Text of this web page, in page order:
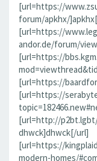
[url=https://
forum/apkhx/
[url=https://
andor.de/forum/
[url=https://
[url=https://
[url=https://
[url=http://
dhwck]dhwck[/url]
[url=https://
modern-homes/